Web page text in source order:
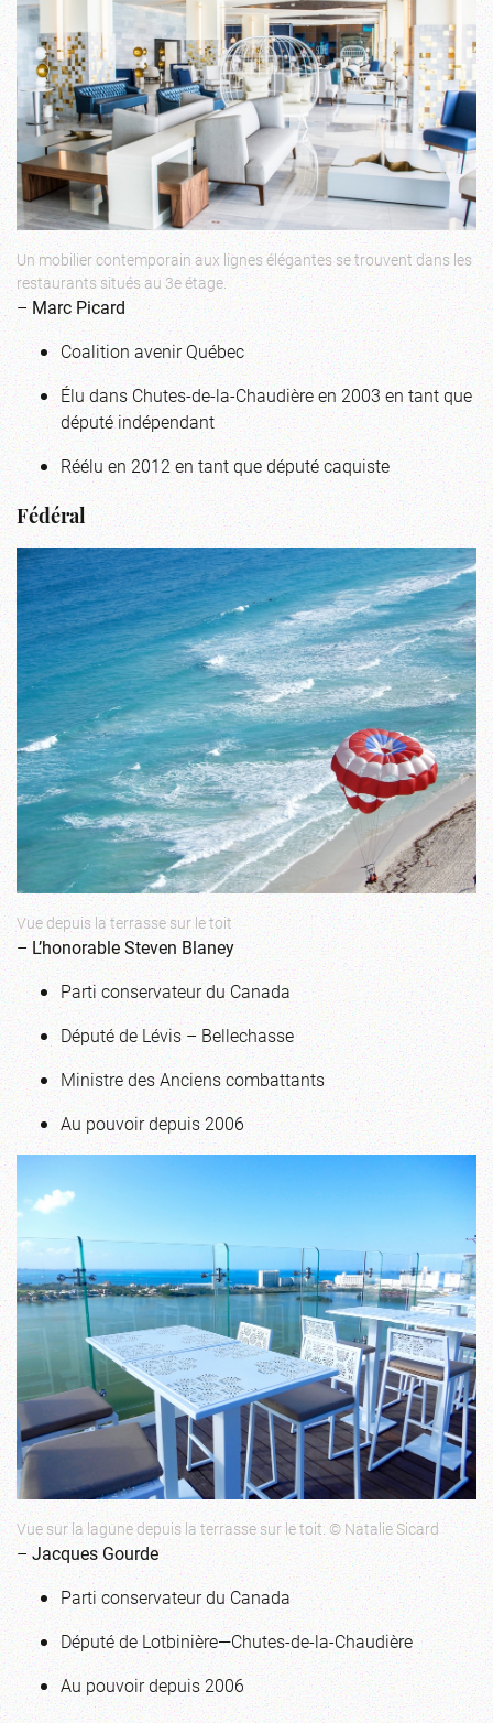
Un mobilier contemporain aux lignes élégantes se trouvent dans les
restaurants situés au 3e étage.
–Marc Picard
Coalition avenir Québec
Élu dans Chutes-de-la-Chaudière en 2003 en tant que
député indépendant
Réélu en 2012 en tant que député caquiste
Fédéral
Vue depuis la terrasse sur le toit
–L’honorable Steven Blaney
Parti conservateur du Canada
Député de Lévis – Bellechasse
Ministre des Anciens combattants
Au pouvoir depuis 2006
Vue sur la lagune depuis la terrasse sur le toit. © Natalie Sicard
–Jacques Gourde
Parti conservateur du Canada
Député de Lotbinière—Chutes-de-la-Chaudière
Au pouvoir depuis 2006